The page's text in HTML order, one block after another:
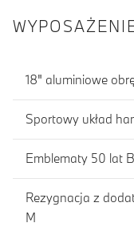
18" aluminiowe
Sportowy układ
Emblematy 50 lat
Rezygnacja z
M